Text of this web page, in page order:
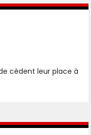
cèdent leur place à